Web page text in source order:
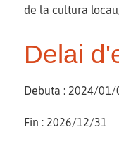
de la cultura
Delai
Debuta : 2024/01/
Fin : 2026/12/31